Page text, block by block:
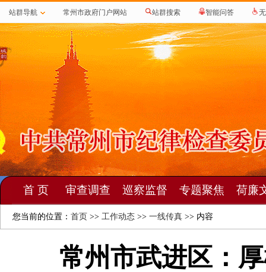
站群导航 常州市政府门户网站 站群搜索 智能问答
首 页 审查调查 巡察监督 专题聚焦 荷廉
您当前的位置： 首页 >> 工作动态 >> 一线传真 >> 内容
常州市武进区：